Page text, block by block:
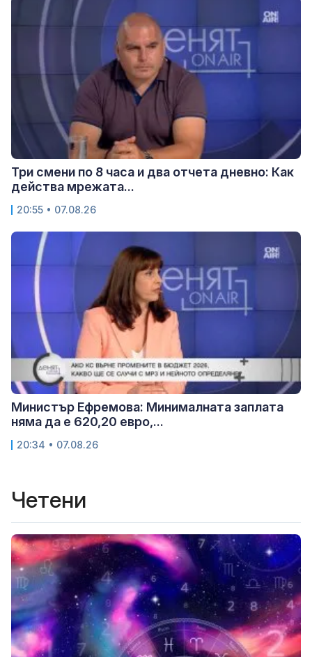
Три смени по 8 часа и два отчета дневно: Как
действа мрежата...
20:55 • 07.08.26
Министър Ефремова: Минималната заплата
няма да е 620,20 евро,...
20:34 • 07.08.26
Четени